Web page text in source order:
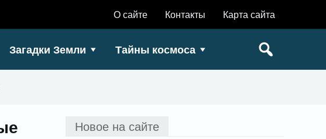
О сайте Контакты Карта сайта
Загадки Земли Тайны космоса
Новое на сайте